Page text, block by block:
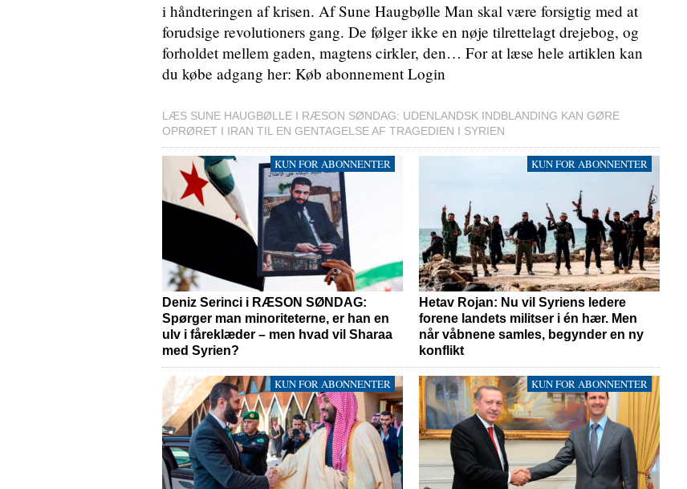
i håndteringen af krisen. Af Sune Haugbølle Man skal være forsigtig med at
forudsige revolutioners gang. De følger ikke en nøje tilrettelagt drejebog, og
forholdet mellem gaden, magtens cirkler, den… For at læse hele artiklen kan
du købe adgang her: Køb abonnement Login
LÆS SUNE HAUGBØLLE I RÆSON SØNDAG: UDENLANDSK INDBLANDING KAN GØRE
OPRØRET I IRAN TIL EN GENTAGELSE AF TRAGEDIEN I SYRIEN
KUN FOR ABONNENTER
Deniz Serinci i RÆSON SØNDAG:
Spørger man minoriteterne, er han en
ulv i fåreklæder – men hvad vil Sharaa
med Syrien?
KUN FOR ABONNENTER
Hetav Rojan: Nu vil Syriens ledere
forene landets militser i én hær. Men
når våbnene samles, begynder en ny
konflikt
KUN FOR ABONNENTER KUN FOR ABONNENTER